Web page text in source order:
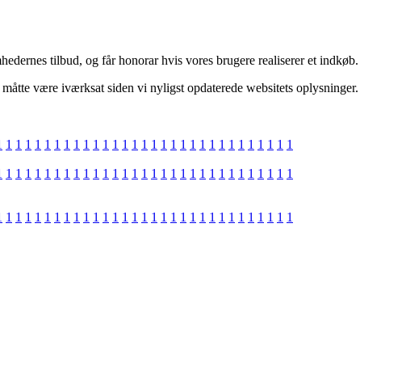
tilbud, og får honorar hvis vores brugere realiserer et indkøb.
være iværksat siden vi nyligst opdaterede websitets oplysninger.
1 1 1 1 1 1 1 1 1 1 1 1 1 1 1 1 1 1 1 1 1 1 1 1 1 1 1 1 1 1
1 1 1 1 1 1 1 1 1 1 1 1 1 1 1 1 1 1 1 1 1 1 1 1 1 1 1 1 1 1
1 1 1 1 1 1 1 1 1 1 1 1 1 1 1 1 1 1 1 1 1 1 1 1 1 1 1 1 1 1